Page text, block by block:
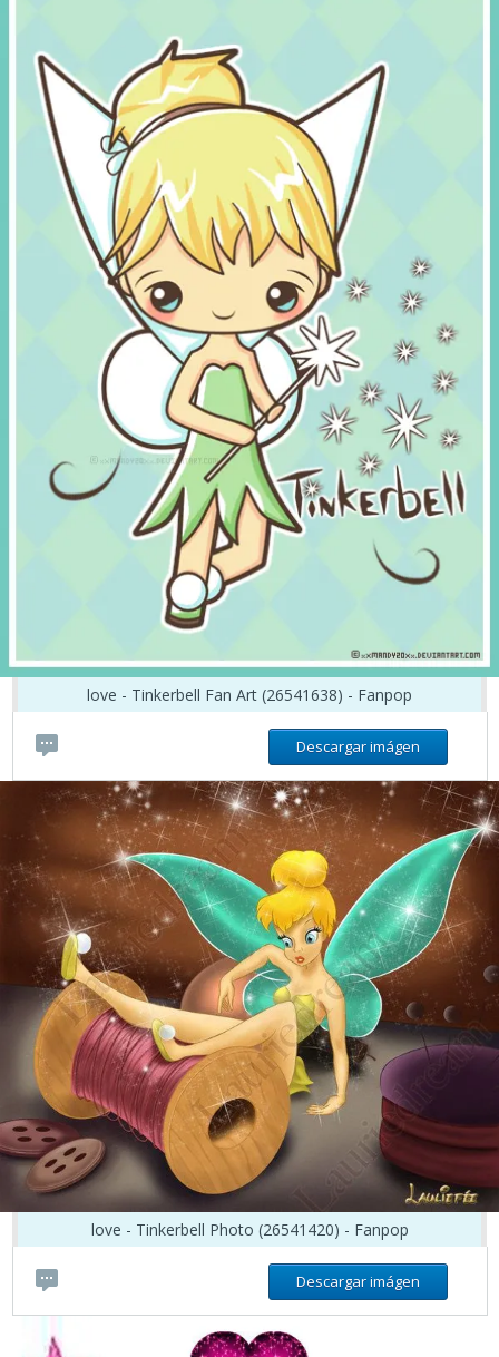
love - Tinkerbell Fan Art (26541638) - Fanpop
Descargar imágen
love - Tinkerbell Photo (26541420) - Fanpop
Descargar imágen